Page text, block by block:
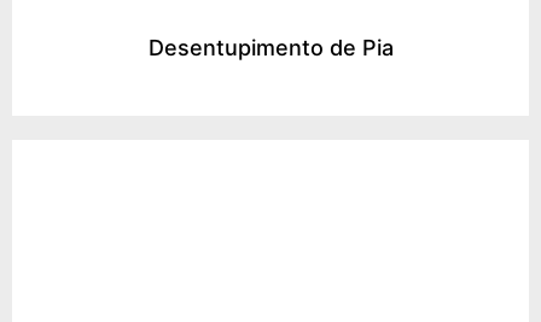
Desentupimento de Pia